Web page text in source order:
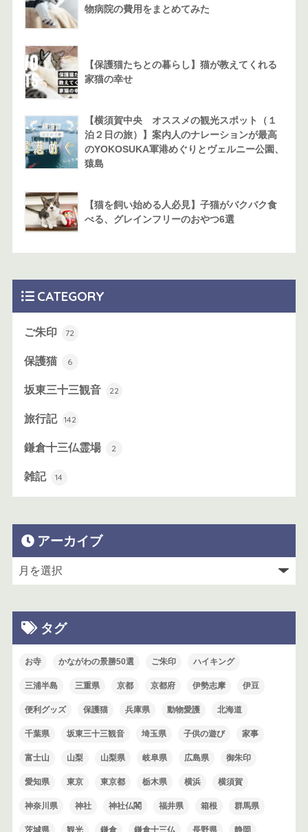
物病院の費用をまとめてみた
【保護猫たちとの暮らし】猫が教えてくれる
家猫の幸せ
【横須賀中央 オススメの観光スポット（１
泊２日の旅）】案内人のナレーションが最高
のYOKOSUKA軍港めぐりとヴェルニー公園、
猿島
【猫を飼い始める人必見】子猫がバクバク食
べる、グレインフリーのおやつ6選
CATEGORY
ご朱印 72
保護猫 6
坂東三十三観音 22
旅行記 142
鎌倉十三仏霊場 2
雑記 14
アーカイブ
タグ
お寺 かながわの景勝50選 ご朱印 ハイキング
三浦半島 三重県 京都 京都府 伊勢志摩 伊豆
便利グッズ 保護猫 兵庫県 動物愛護 北海道
千葉県 坂東三十三観音 埼玉県 子供の遊び 家事
富士山 山梨 山梨県 岐阜県 広島県 御朱印
愛知県 東京 東京都 栃木県 横浜 横須賀
神奈川県 神社 神社仏閣 福井県 箱根 群馬県
茨城県 観光 鎌倉 鎌倉十三仏 長野県 静岡